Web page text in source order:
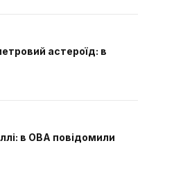
астероїд: в
в ОВА повідомили